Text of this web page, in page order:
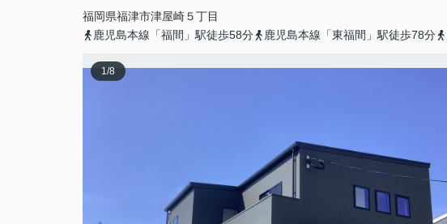
福岡県福津市津屋崎５丁目
鹿児島本線「福間」駅徒歩58分
鹿児島本線「東福間」駅徒歩78分
1/8